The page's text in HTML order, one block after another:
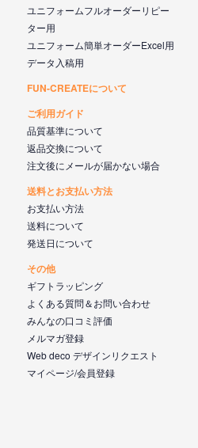
ユニフォームフルオーダーリピー
ター用
ユニフォーム簡単オーダーExcel用
データ入稿用
FUN-CREATEについて
ご利用ガイド
品質基準について
返品交換について
注文後にメールが届かない場合
送料とお支払い方法
お支払い方法
送料について
発送日について
その他
ギフトラッピング
よくある質問＆お問い合わせ
みんなの口コミ評価
メルマガ登録
Web deco デザインリクエスト
マイページ/会員登録